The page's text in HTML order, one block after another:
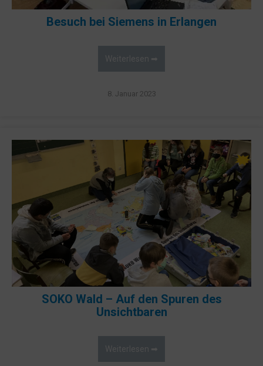
Besuch bei Siemens in Erlangen
Weiterlesen ➡
8. Januar 2023
SOKO Wald – Auf den Spuren des
Unsichtbaren
Weiterlesen ➡